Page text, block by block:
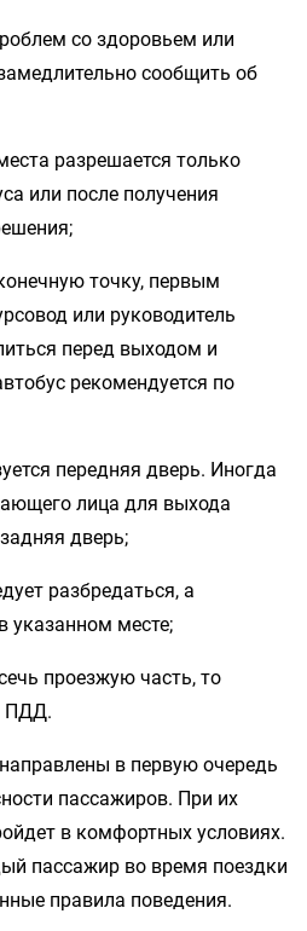
со здоровьем или
сообщить об
разрешается только
или после получения
точку, первым
или руководитель
перед выходом и
рекомендуется по
передняя дверь. Иногда
лица для выхода
дверь;
разбредаться, а
указанном месте;
проезжую часть, то
ПДД.
в первую очередь
пассажиров. При их
в комфортных условиях.
пассажир во время поездки
правила поведения.